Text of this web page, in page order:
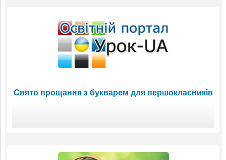
Свято прощання з букварем для першокласників